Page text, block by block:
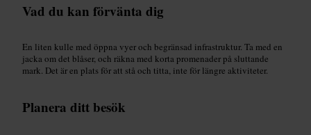
Vad du kan förvänta dig
En liten kulle med öppna vyer och begränsad infrastruktur. Ta med en
jacka om det blåser, och räkna med korta promenader på sluttande
mark. Det är en plats för att stå och titta, inte för längre aktiviteter.
Planera ditt besök